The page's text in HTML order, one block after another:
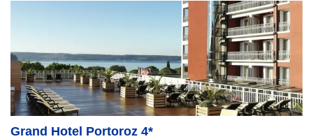
Grand Hotel Portoroz 4*